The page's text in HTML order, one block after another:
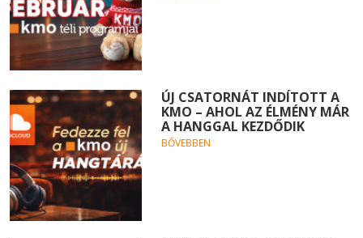
ÚJ CSATORNÁT INDÍTOTT A
KMO – AHOL AZ ÉLMÉNY MÁR
A HANGGAL KEZDŐDIK
BŐVEBBEN